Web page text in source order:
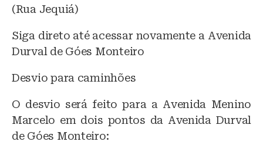
(Rua Jequiá)
Siga direto até acessar novamente a Avenida
Durval de Góes Monteiro
Desvio para caminhões
O desvio será feito para a Avenida Menino
Marcelo em dois pontos da Avenida Durval
de Góes Monteiro: